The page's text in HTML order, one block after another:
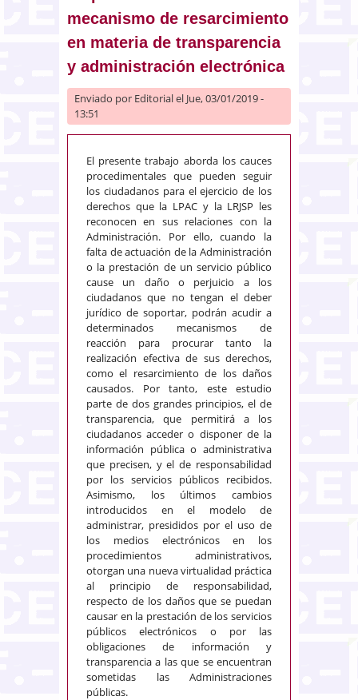
mecanismo de resarcimiento
en materia de transparencia
y administración electrónica
Enviado por Editorialel Jue, 03/01/2019 -
13:51
El presente trabajo aborda los cauces
procedimentales que pueden seguir
los ciudadanos para el ejercicio de los
derechos que la LPAC y la LRJSP les
reconocen en sus relaciones con la
Administración. Por ello, cuando la
falta de actuación de la Administración
o la prestación de un servicio público
cause un daño o perjuicio a los
ciudadanos que no tengan el deber
jurídico de soportar, podrán acudir a
determinados mecanismos de
reacción para procurar tanto la
realización efectiva de sus derechos,
como el resarcimiento de los daños
causados. Por tanto, este estudio
parte de dos grandes principios, el de
transparencia, que permitirá a los
ciudadanos acceder o disponer de la
información pública o administrativa
que precisen, y el de responsabilidad
por los servicios públicos recibidos.
Asimismo, los últimos cambios
introducidos en el modelo de
administrar, presididos por el uso de
los medios electrónicos en los
procedimientos administrativos,
otorgan una nueva virtualidad práctica
al principio de responsabilidad,
respecto de los daños que se puedan
causar en la prestación de los servicios
públicos electrónicos o por las
obligaciones de información y
transparencia a las que se encuentran
sometidas las Administraciones
públicas.